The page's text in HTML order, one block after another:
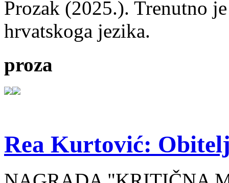
Prozak (2025.). Trenutno
hrvatskoga jezika.
proza
Rea Kurtović: